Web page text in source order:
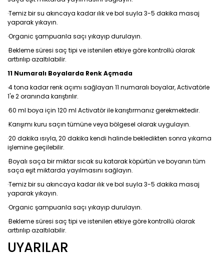
·Temiz bir su akıncaya kadar ılık ve bol suyla 3-5 dakika masaj
yaparak yıkayın.
·Organic şampuanla saçı yıkayıp durulayın.
·Bekleme süresi saç tipi ve istenilen etkiye göre kontrollü olarak
arttırılıp azaltılabilir.
11 Numaralı Boyalarda Renk Açmada
·4 tona kadar renk açımı sağlayan 11 numaralı boyalar, Activatörle
1'e 2 oranında karıştırılır.
·60 ml boya için 120 ml Activatör ile karıştırmanız gerekmektedir.
·Karışımı kuru saçın tümüne veya bölgesel olarak uygulayın.
·20 dakika ısıyla, 20 dakika kendi halinde bekledikten sonra yıkama
işlemine geçilebilir.
·Boyalı saça bir miktar sıcak su katarak köpürtün ve boyanın tüm
saça eşit miktarda yayılmasını sağlayın.
·Temiz bir su akıncaya kadar ılık ve bol suyla 3-5 dakika masaj
yaparak yıkayın.
·Organic şampuanla saçı yıkayıp durulayın.
·Bekleme süresi saç tipi ve istenilen etkiye göre kontrollü olarak
arttırılıp azaltılabilir.
UYARILAR